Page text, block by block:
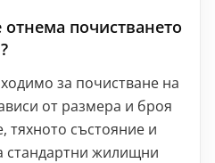
почистването
за почистване на
от размера и броя
тяхното състояние и
стандартни жилищни